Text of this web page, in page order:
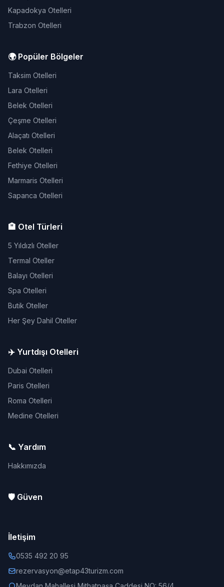
Kapadokya Otelleri
Trabzon Otelleri
🌍 Popüler Bölgeler
Taksim Otelleri
Lara Otelleri
Belek Otelleri
Çeşme Otelleri
Alaçatı Otelleri
Belek Otelleri
Fethiye Otelleri
Marmaris Otelleri
Sapanca Otelleri
🏨 Otel Türleri
5 Yıldızlı Oteller
Termal Oteller
Balayı Otelleri
Spa Otelleri
Butik Oteller
Her Şey Dahil Oteller
✈️ Yurtdışı Otelleri
Dubai Otelleri
Paris Otelleri
Roma Otelleri
Medine Otelleri
📞 Yardım
Hakkımızda
🛡️ Güven
İletişim
0535 492 20 95
rezervasyon@etap43turizm.com